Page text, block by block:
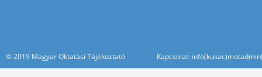
© 2019 Magyar Oktatási Tájékoztató Kapcsolat: